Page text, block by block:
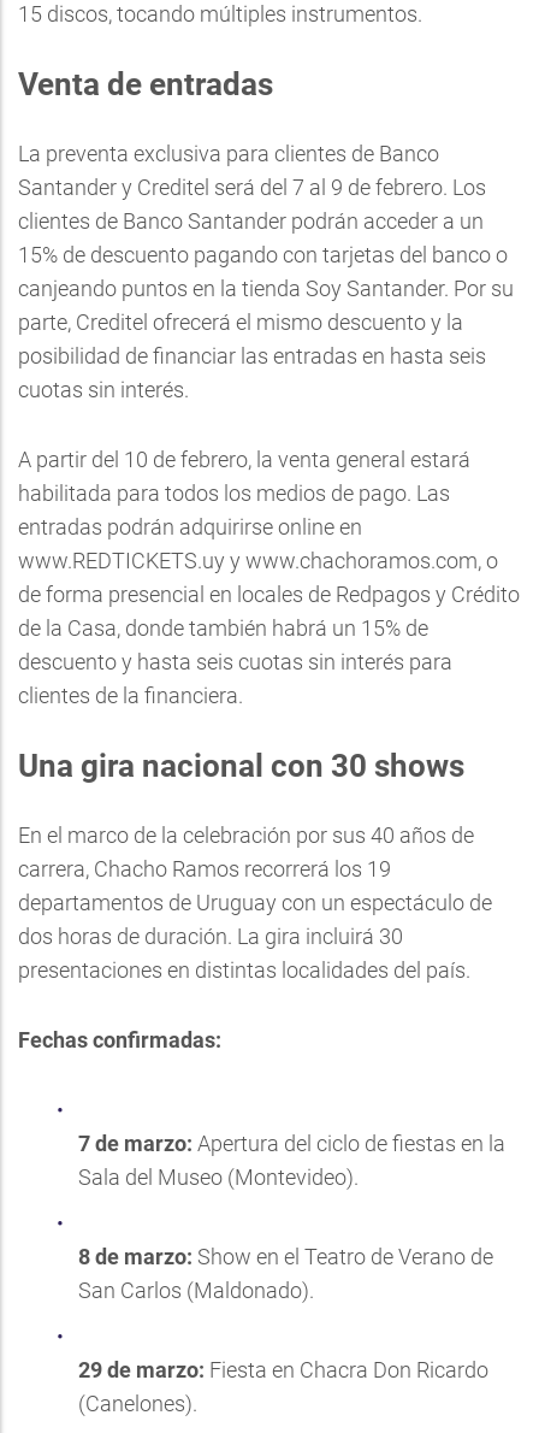
15 discos, tocando múltiples instrumentos.
Venta de entradas
La preventa exclusiva para clientes de Banco
Santander y Creditel será del 7 al 9 de febrero. Los
clientes de Banco Santander podrán acceder a un
15% de descuento pagando con tarjetas del banco o
canjeando puntos en la tienda Soy Santander. Por su
parte, Creditel ofrecerá el mismo descuento y la
posibilidad de financiar las entradas en hasta seis
cuotas sin interés.
A partir del 10 de febrero, la venta general estará
habilitada para todos los medios de pago. Las
entradas podrán adquirirse online en
www.REDTICKETS.uy y www.chachoramos.com, o
de forma presencial en locales de Redpagos y Crédito
de la Casa, donde también habrá un 15% de
descuento y hasta seis cuotas sin interés para
clientes de la financiera.
Una gira nacional con 30 shows
En el marco de la celebración por sus 40 años de
carrera, Chacho Ramos recorrerá los 19
departamentos de Uruguay con un espectáculo de
dos horas de duración. La gira incluirá 30
presentaciones en distintas localidades del país.
Fechas confirmadas:
7 de marzo: Apertura del ciclo de fiestas en la
Sala del Museo (Montevideo).
8 de marzo: Show en el Teatro de Verano de
San Carlos (Maldonado).
29 de marzo: Fiesta en Chacra Don Ricardo
(Canelones).